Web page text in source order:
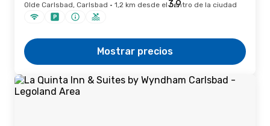
Olde Carlsbad, Carlsbad · 1,2 km desde el centro de la ciudad
Mostrar precios